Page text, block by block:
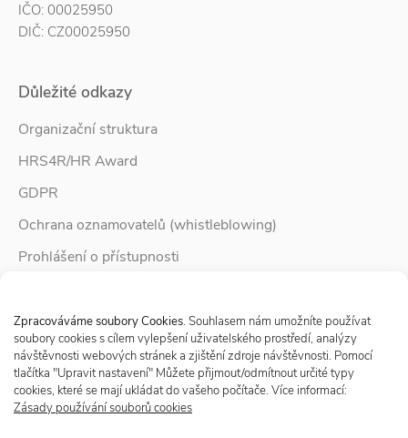
Zpracováváme soubory Cookies. Souhlasem nám umožníte používat
soubory cookies s cílem vylepšení uživatelského prostředí, analýzy
návštěvnosti webových stránek a zjištění zdroje návštěvnosti. Pomocí
tlačítka "Upravit nastavení" Můžete přijmout/odmítnout určité typy
cookies, které se mají ukládat do vašeho počítače. Více informací:
Zásady používání souborů cookies
IČO: 00025950
DIČ: CZ00025950
Důležité odkazy
Organizační struktura
HRS4R/HR Award
GDPR
Ochrana oznamovatelů (whistleblowing)
Prohlášení o přístupnosti
Zpravodaj Rodina
Sledujte nás